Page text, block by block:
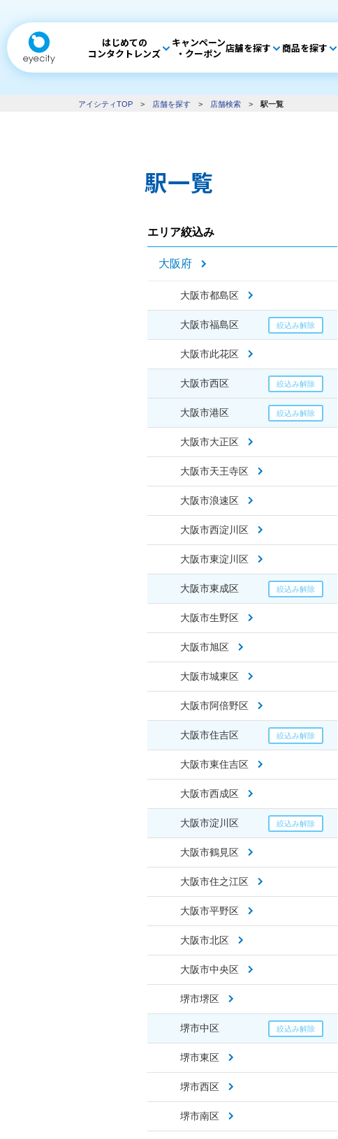
はじめての
コンタクトレンズ
キャンペーン
・クーポン 店舗を探す 商品を探す
アイシティTOP > 店舗を探す > 店舗検索 > 駅一覧
駅一覧
エリア絞込み
大阪府
大阪市都島区
大阪市福島区
大阪市此花区
大阪市西区
大阪市港区
大阪市大正区
大阪市天王寺区
大阪市浪速区
大阪市西淀川区
大阪市東淀川区
大阪市東成区
大阪市生野区
大阪市旭区
大阪市城東区
大阪市阿倍野区
大阪市住吉区
大阪市東住吉区
大阪市西成区
大阪市淀川区
大阪市鶴見区
大阪市住之江区
大阪市平野区
大阪市北区
大阪市中央区
堺市堺区
堺市中区
堺市東区
堺市西区
堺市南区